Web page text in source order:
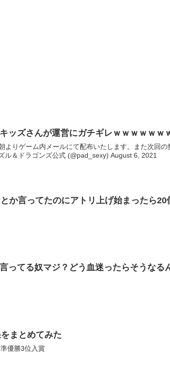
ッズさんが運営にガチギレｗｗｗｗｗｗ
りゲーム内メールにて配布いたします。また次回
＆ドラゴンズ公式 (@pad_sexy) August 6, 2021
か言ってたのにアトリ上げ始まったら
ってる奴マジ？どう血迷ったらそうなる
まとめてみた
優勝3位入賞